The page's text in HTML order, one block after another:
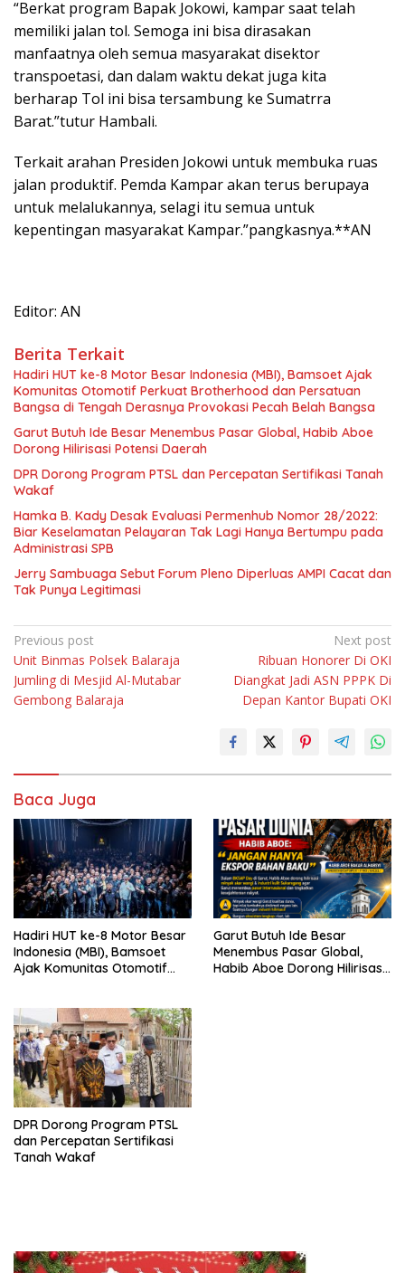
“Berkat program Bapak Jokowi, kampar saat telah
memiliki jalan tol. Semoga ini bisa dirasakan
manfaatnya oleh semua masyarakat disektor
transpoetasi, dan dalam waktu dekat juga kita
berharap Tol ini bisa tersambung ke Sumatrra
Barat.”tutur Hambali.
Terkait arahan Presiden Jokowi untuk membuka ruas
jalan produktif. Pemda Kampar akan terus berupaya
untuk melalukannya, selagi itu semua untuk
kepentingan masyarakat Kampar.”pangkasnya.**AN
Editor: AN
Berita Terkait
Hadiri HUT ke-8 Motor Besar Indonesia (MBI), Bamsoet Ajak
Komunitas Otomotif Perkuat Brotherhood dan Persatuan
Bangsa di Tengah Derasnya Provokasi Pecah Belah Bangsa
Garut Butuh Ide Besar Menembus Pasar Global, Habib Aboe
Dorong Hilirisasi Potensi Daerah
DPR Dorong Program PTSL dan Percepatan Sertifikasi Tanah
Wakaf
Hamka B. Kady Desak Evaluasi Permenhub Nomor 28/2022:
Biar Keselamatan Pelayaran Tak Lagi Hanya Bertumpu pada
Administrasi SPB
Jerry Sambuaga Sebut Forum Pleno Diperluas AMPI Cacat dan
Tak Punya Legitimasi
Navigasi
pos
Previous post
Unit Binmas Polsek Balaraja
Jumling di Mesjid Al-Mutabar
Gembong Balaraja
Next post
Ribuan Honorer Di OKI
Diangkat Jadi ASN PPPK Di
Depan Kantor Bupati OKI
Baca Juga
Hadiri HUT ke-8 Motor Besar
Indonesia (MBI), Bamsoet
Ajak Komunitas Otomotif
Derasnya Provokasi Pecah
Belah Bangsa
Garut Butuh Ide Besar
Menembus Pasar Global,
Habib Aboe Dorong Hilirisasi
DPR Dorong Program PTSL
dan Percepatan Sertifikasi
Tanah Wakaf